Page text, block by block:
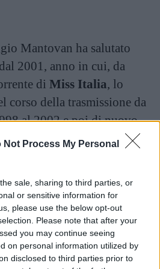
Not Process My Personal
sale, sharing to third parties, or
or sensitive information for
please use the below opt-out
Please note that after your
you may continue seeing
on personal information utilized by
disclosed to third parties prior to
Mantovan ha salutato
2001, anno in cui, da
di Miss Italia, lo
corso della trasmissione da
al 2002 e poi di nuovo
il loro, che all’epoca
sia perché lui arrivava
sia per il grande divario
ben 25 anni.
decisero di vivere il loro
peso a indiscrezioni e
la loro unione è stata